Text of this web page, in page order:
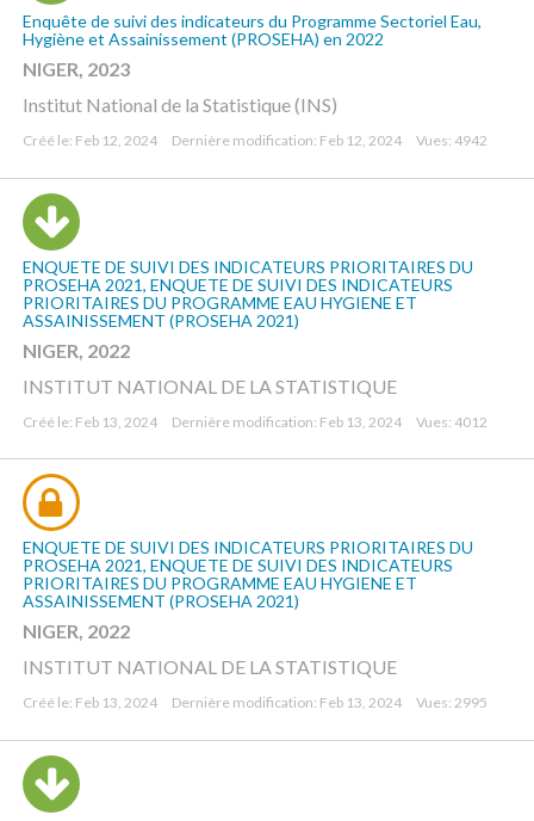
Enquête de suivi des indicateurs du Programme Sectoriel Eau,
Hygiène et Assainissement (PROSEHA) en 2022
NIGER, 2023
Institut National de la Statistique (INS)
Créé le: Feb 12, 2024 Dernière modification: Feb 12, 2024 Vues: 4942
ENQUETE DE SUIVI DES INDICATEURS PRIORITAIRES DU
PROSEHA 2021, ENQUETE DE SUIVI DES INDICATEURS
PRIORITAIRES DU PROGRAMME EAU HYGIENE ET
ASSAINISSEMENT (PROSEHA 2021)
NIGER, 2022
INSTITUT NATIONAL DE LA STATISTIQUE
Créé le: Feb 13, 2024 Dernière modification: Feb 13, 2024 Vues: 4012
ENQUETE DE SUIVI DES INDICATEURS PRIORITAIRES DU
PROSEHA 2021, ENQUETE DE SUIVI DES INDICATEURS
PRIORITAIRES DU PROGRAMME EAU HYGIENE ET
ASSAINISSEMENT (PROSEHA 2021)
NIGER, 2022
INSTITUT NATIONAL DE LA STATISTIQUE
Créé le: Feb 13, 2024 Dernière modification: Feb 13, 2024 Vues: 2995